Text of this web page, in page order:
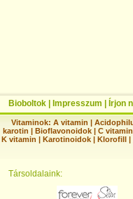
Bioboltok Impresszum Írjon
Vitaminok: A vitamin |
karotin | Bioflavonoidok | C vitamin
K vitamin | Karotinoidok | Klorofill |
Társoldalaink: